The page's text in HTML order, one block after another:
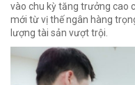
vào chu kỳ tăng trưởng cao
mới từ vị thế ngân hàng
lượng tài sản vượt trội.